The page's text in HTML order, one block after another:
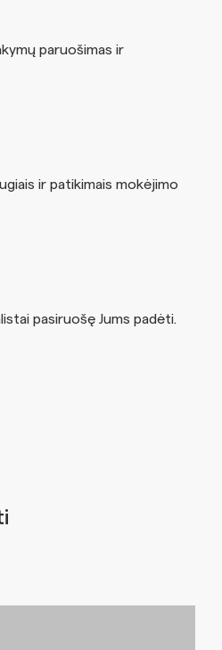
paruošimas ir
ir patikimais mokėjimo
pasiruošę Jums padėti.